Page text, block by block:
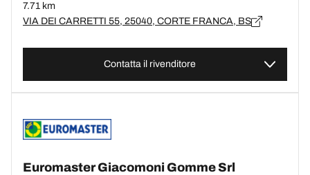
7.71 km
VIA DEI CARRETTI 55, 25040, CORTE FRANCA, BS
Contatta il rivenditore
Euromaster Giacomoni Gomme Srl